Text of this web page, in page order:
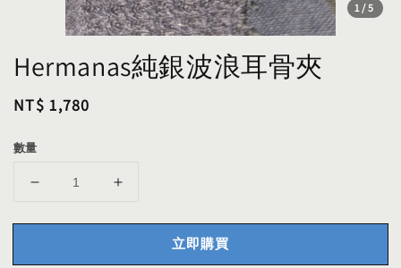
1/5
Hermanas純銀波浪耳骨夾
Regular
NT$ 1,780
數量
立即購買